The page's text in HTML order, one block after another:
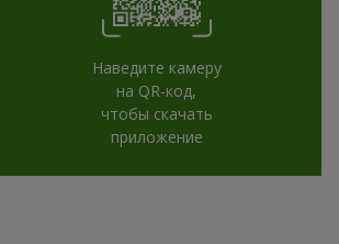
Наведите камеру
на QR-код,
чтобы скачать
приложение